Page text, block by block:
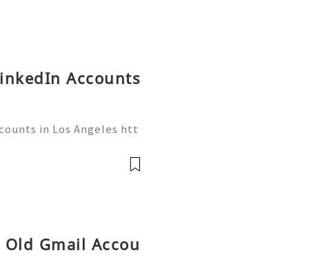
Accounts
in Los Angeles htt
●👇🏾●── ●👇🏾
●👇🏾 ➤Website: smmt
Gmail Accou